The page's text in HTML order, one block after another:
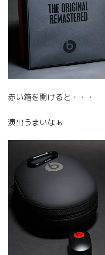
赤い箱を開けると・・・
演出うまいなぁ